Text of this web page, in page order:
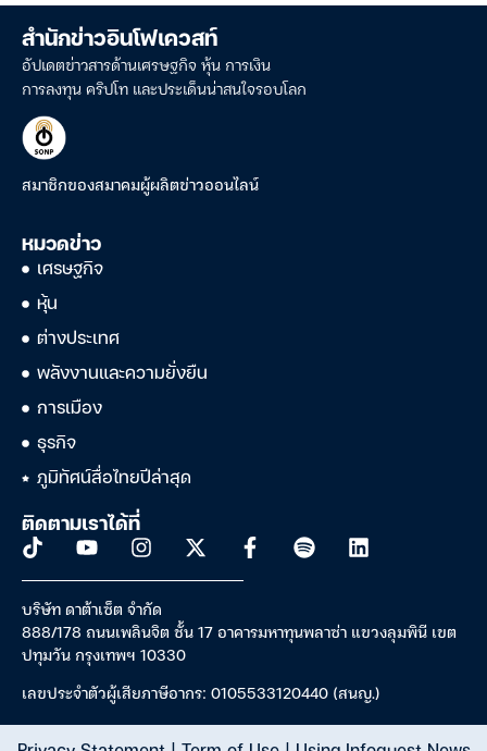
สำนักข่าวอินโฟเควสท์
อัปเดตข่าวสารด้านเศรษฐกิจ หุ้น การเงิน
การลงทุน คริปโท และประเด็นน่าสนใจรอบโลก
สมาชิกของสมาคมผู้ผลิตข่าวออนไลน์
หมวดข่าว
เศรษฐกิจ
หุ้น
ต่างประเทศ
พลังงานและความยั่งยืน
การเมือง
ธุรกิจ
ภูมิทัศน์สื่อไทยปีล่าสุด
ติดตามเราได้ที่
บริษัท ดาต้าเซ็ต จำกัด
888/178 ถนนเพลินจิต ชั้น 17 อาคารมหาทุนพลาซ่า แขวงลุมพินี เขต
ปทุมวัน กรุงเทพฯ 10330
เลขประจำตัวผู้เสียภาษีอากร: 0105533120440 (สนญ.)